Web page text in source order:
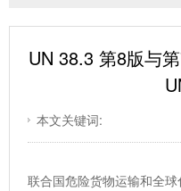
UN 38.3 第8版与
本文关键词:
联合国危险货物运输和全